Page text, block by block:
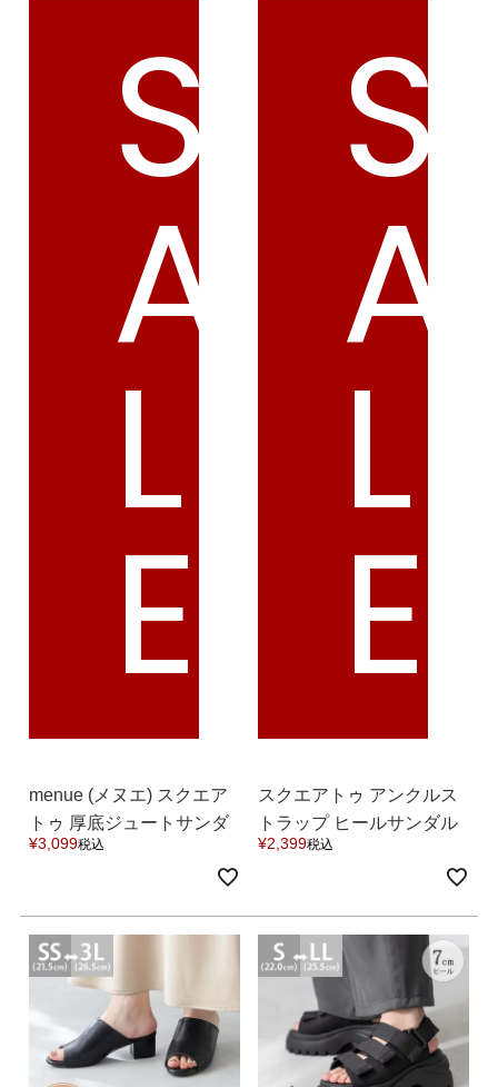
S
A
L
E
menue (メヌエ) スクエア
トゥ 厚底ジュートサンダ
ル 送料無料
¥3,099税込
S
A
L
E
スクエアトゥ アンクルス
トラップ ヒールサンダル
送料無料
¥2,399税込